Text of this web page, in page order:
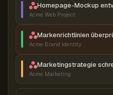
Homepage-Mockup
Acme Web Project
Markenrichtlinien
Acme Brand Identity
Marketingstrategie
Acme Marketing